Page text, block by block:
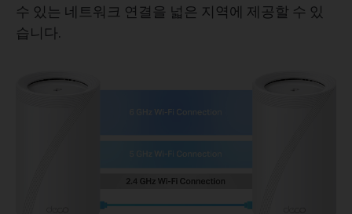
수 있는 네트워크 연결을 넓은 지역에 제공할 수 있
습니다.